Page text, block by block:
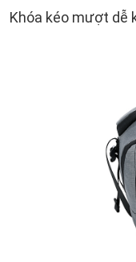
Khóa kéo mượt dễ